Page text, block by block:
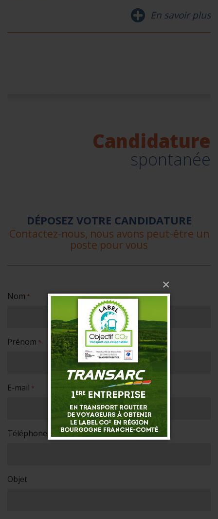
×
En savoir plus
Candidature
spontanée
DÉPOSEZ VOTRE CANDIDATURE
Contactez-nous, nous avons peut-être un
poste pour vous
Nom *
Prénom *
E-mail *
Téléphone
Objet